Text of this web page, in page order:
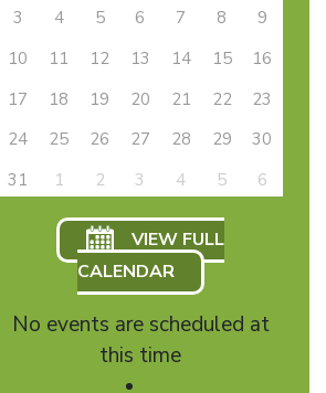
3
4 5 6 7 8
9
10
11 12 13 14 15
16
17
18 19 20 21 22
23
24
25 26 27 28 29
30
31
1 2 3 4 5 6
VIEW FULL
CALENDAR
No events are scheduled at
this time